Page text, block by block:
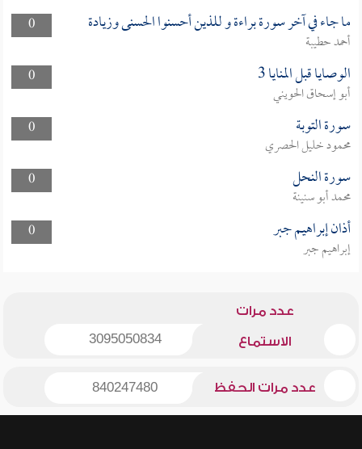
0 ما جاء في آخر سورة براءة و للذين أحسنوا الحسنى وزيادة
أحمد حطيبة
0
الوصايا قبل المنايا 3
أبو إسحاق الحويني
0
سورة التوبة
محمود خليل الحصري
0
سورة النحل
محمد أبو سنينة
0
أذان إبراهيم جبر
إبراهيم جبر
عدد مرات
الاستماع 3095050834
عدد مرات الحفظ 840247480